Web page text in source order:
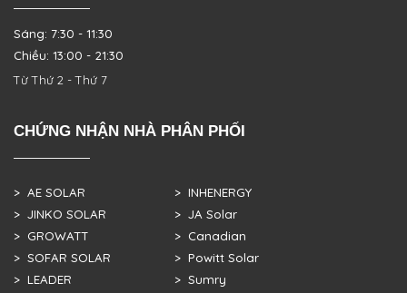
Sáng: 7:30 - 11:30
Chiều: 13:00 - 21:30
Từ Thứ 2 - Thứ 7
CHỨNG NHẬN NHÀ PHÂN PHỐI
> AE SOLAR
> JINKO SOLAR
> GROWATT
> SOFAR SOLAR
> LEADER
> INHENERGY
> JA Solar
> Canadian
> Powitt Solar
> Sumry